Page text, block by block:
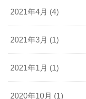
2021年4月 (4)
2021年3月 (1)
2021年1月 (1)
2020年10月 (1)